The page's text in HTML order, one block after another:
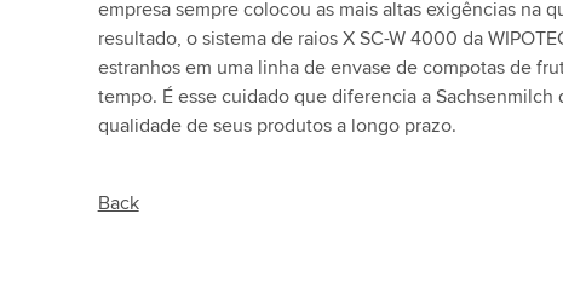
empresa sempre colocou as mais altas exigências na
resultado, o sistema de raios X SC-W 4000 da
estranhos em uma linha de envase de compotas de
tempo. É esse cuidado que diferencia a
qualidade de seus produtos a longo prazo.
Back